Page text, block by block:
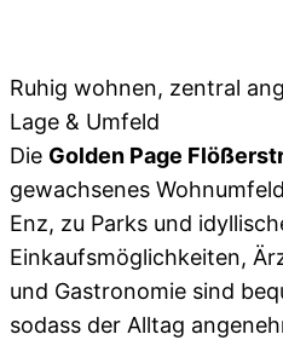
Ruhig wohnen, zentral
Lage & Umfeld
Die Golden Page
gewachsenes
Enz, zu Parks und
Einkaufsmöglichkeiten,
und Gastronomie sind
sodass der Alltag